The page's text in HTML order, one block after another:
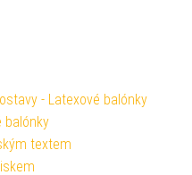
- Latexové balónky
balónky
textem